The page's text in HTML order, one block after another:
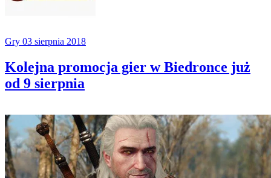
Gry 03 sierpnia 2018
Kolejna promocja gier w Biedronce już
od 9 sierpnia